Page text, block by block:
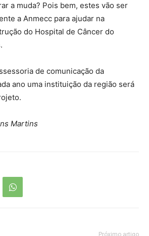
a muda? Pois bem, estes vão ser
a Anmecc para ajudar na
do Hospital de Câncer do
de comunicação da
ano uma instituição da região será
Martins
Próximo artigo